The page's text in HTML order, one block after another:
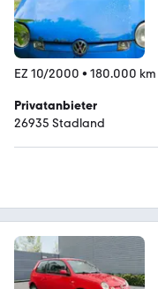
EZ 10/2000 • 180.000 km
Privatanbieter
26935 Stadland